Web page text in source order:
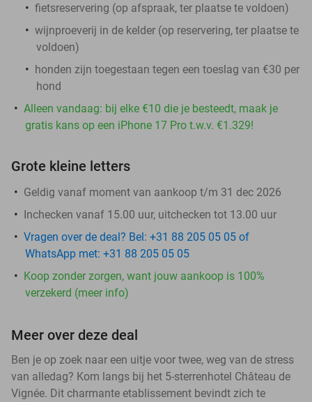
fietsreservering (op afspraak, ter plaatse te voldoen)
wijnproeverij in de kelder (op reservering, ter plaatse te
voldoen)
honden zijn toegestaan tegen een toeslag van €30 per
hond
Alleen vandaag: bij elke €10 die je besteedt, maak je
gratis kans op een iPhone 17 Pro t.w.v. €1.329!
Grote kleine letters
Geldig vanaf moment van aankoop t/m 31 dec 2026
Inchecken vanaf 15.00 uur, uitchecken tot 13.00 uur
Vragen over de deal? Bel: +31 88 205 05 05 of
WhatsApp met: +31 88 205 05 05
Koop zonder zorgen, want jouw aankoop is 100%
verzekerd (meer info)
Meer over deze deal
Ben je op zoek naar een uitje voor twee, weg van de stress
van alledag? Kom langs bij het 5-sterrenhotel Château de
Vignée. Dit charmante etablissement bevindt zich te